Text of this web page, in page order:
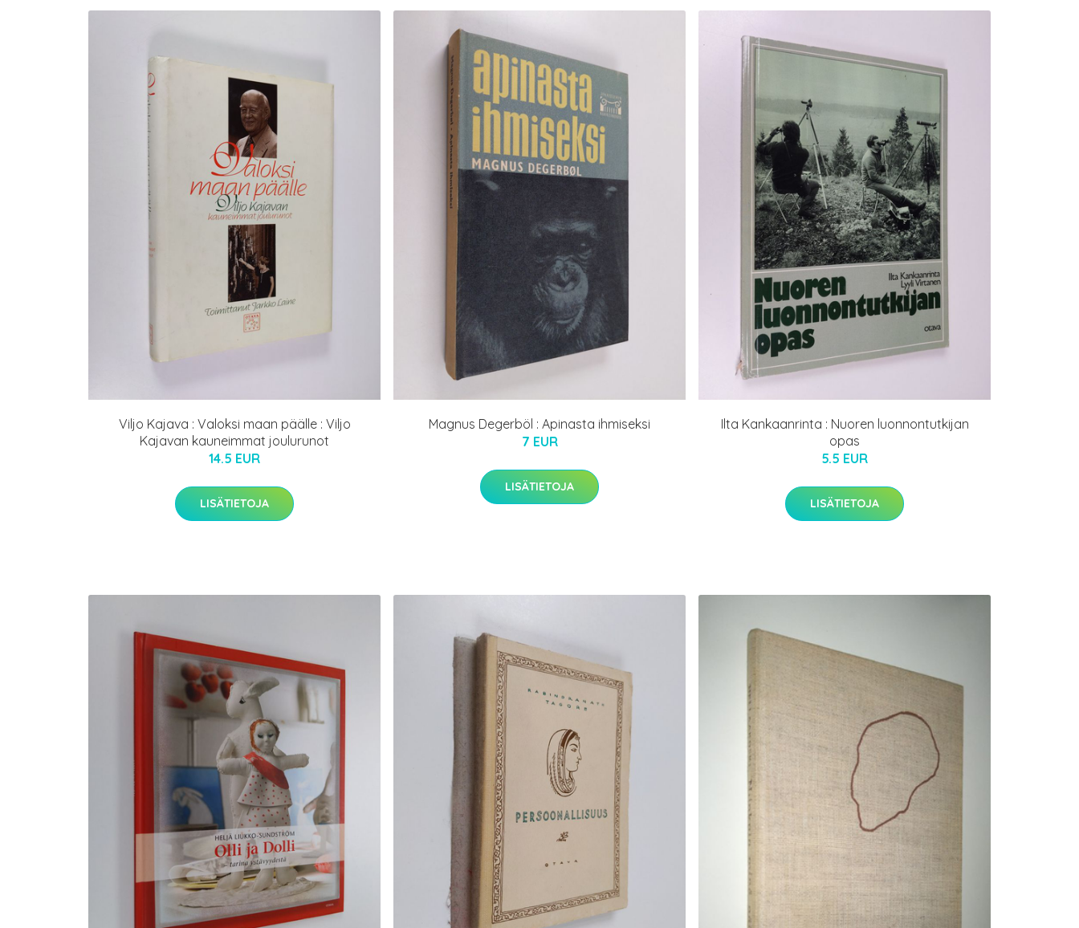
Viljo Kajava : Valoksi maan päälle : Viljo
Kajavan kauneimmat joulurunot
14.5 EUR
LISÄTIETOJA
Magnus Degerböl : Apinasta ihmiseksi
7 EUR
LISÄTIETOJA
Ilta Kankaanrinta : Nuoren luonnontutkijan
opas
5.5 EUR
LISÄTIETOJA